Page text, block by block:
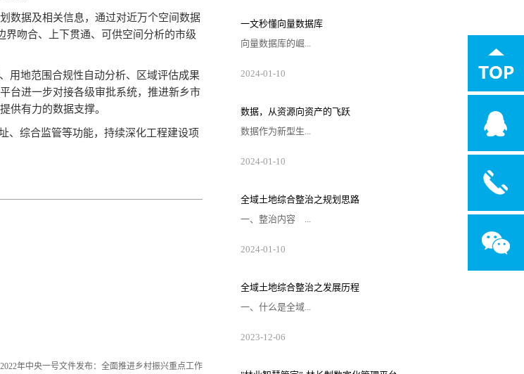
数据及相关信息，通过对近万个空间数据
吻合、上下贯通、可供空间分析的市级
用地范围合规性自动分析、区域评估成果
台进一步对接各级审批系统，推进新乡市
供有力的数据支撑。
、综合监管等功能，持续深化工程建设项
2022年中央一号文件发布：全面推进乡村振兴重点工作
一文秒懂向量数据库
向量数据库的崛...
起向量数据库最初是为了解决大规模数据的相
似性搜索和推荐问题而设计的，比较著名的有
显得力不从心，而向量数据库凭借其高效的数
据表达和检索能力迅速成为推荐系统的核心引
擎。在大语言模型兴起之前，向量数据库已经
被广泛应用于搜索和推荐场景。它通过将数据
2024-01-10
数据，从资源向资产的飞跃
数据作为新型生...
产要素，是数字化、网络化、智能化的基础，
已快速融入生产、分配、流通、消费和社会服
印发关于构建更加完善的要素市场化配置体制
机制的意见》就已将数据要素与土地、劳动
力、资本、技术四大要素并列，成为第五大生
产要素。土地要素是一切生产经营活动不可或
2024-01-10
全域土地综合整治之规划思路
一、整治内容 ...
全域土地综合整治涵盖农用地整理、建设用
地整理、乡村生态保护修复、乡村历史文化保
我们通常说的土地整理项目。包括高标准农田
建设、“旱改水”、宜林地和园地整治、污染土
壤修复等。 2、建设用地整理 包括闲置
农村宅基地、土坯房、历史遗留工矿废弃地、
2024-01-10
全域土地综合整治之发展历程
一、什么是全域...
土地综合整治全域土地综合整治是在一定区域
内，以“全地域、全要素、全周期、全链条”为
体推进农用地整治、建设用地整治、人居环境
2023-12-06